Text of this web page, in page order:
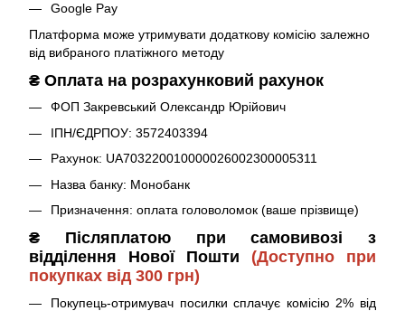
Google Pay
Платформа може утримувати додаткову комісію залежно
від вибраного платіжного методу
₴ Оплата на розрахунковий рахунок
ФОП Закревський Олександр Юрійович
ІПН/ЄДРПОУ: 3572403394
Рахунок: UA703220010000026002300005311
Назва банку: Монобанк
Призначення: оплата головоломок (ваше прізвище)
₴ Післяплатою при самовивозі з
відділення Нової Пошти (Доступно при
покупках від 300 грн)
Покупець-отримувач посилки сплачує комісію 2% від